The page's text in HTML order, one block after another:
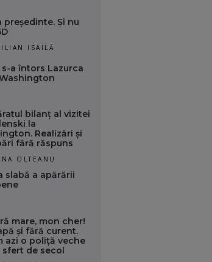
președinte. Și nu
ISAILĂ
s-a întors Lazurca
bilanț al vizitei
la
Realizări și
fără răspuns
OLTEANU
slabă a apărării
mare, mon cher!
și fără curent.
azi o poliță veche
sfert de secol